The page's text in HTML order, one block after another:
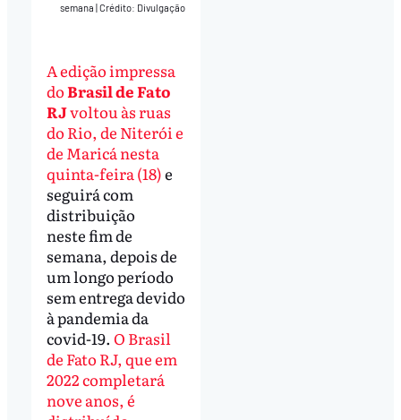
semana|Crédito: Divulgação
A edição impressa
doBrasil de Fato
RJvoltou às ruas
do Rio, de Niterói e
de Maricá nesta
quinta-feira (18)e
seguirá com
distribuição
neste fim de
semana, depois de
um longo período
sem entrega devido
à pandemia da
covid-19. O Brasil
de Fato RJ, que em
2022 completará
nove anos, é